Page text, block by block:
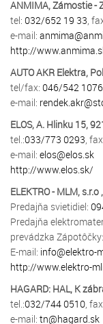
ANMIMA, Zámostie -
tel: 032/652 19 33,
e-mail:
http://
AUTO AKR Elektra,
tel/fax: 046/542 1076
e-mail:
ELOS, A. Hlinku 15,
tel.:033/773 0293,
e-mail: elos@elos.sk
http://www.elos.sk/
ELEKTRO - MLM,
Predajňa svietidiel:
Predajňa
prevádzka Zápotôčky:
E-mail: info@elektro-
http://www.elektro-
HAGARD: HAL, K
tel.:032/744 0510,
e-mail: tn@hagard.sk